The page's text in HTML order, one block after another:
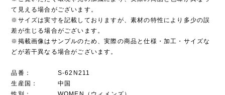
て見える場合がございます。
※サイズは実寸を記載しておりますが、素材の特性により多少の誤
差が生じる場合がございます。
※掲載画像はサンプルのため、実際の商品と仕様・加工・サイズな
どが若干異なる場合がございます。
品番： S-62N211
生産国： 中国